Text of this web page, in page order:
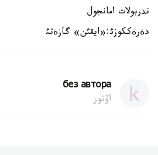
نذربولات امانجول
دةرةككوزئ:«ايقئن» گازةتئ
без автора
اۆتور